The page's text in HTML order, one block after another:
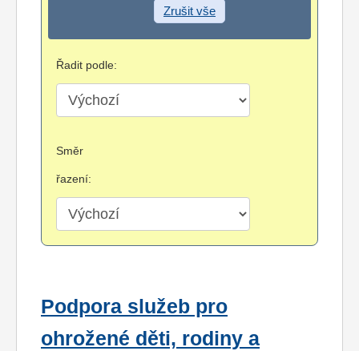
Zrušit vše
Řadit podle:
Směr
řazení:
Podpora služeb pro
ohrožené děti, rodiny a